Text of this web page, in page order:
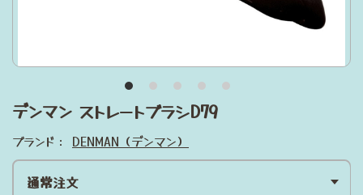
デンマン ストレートブラシD79
ブランド： DENMAN（デンマン）
通常注文